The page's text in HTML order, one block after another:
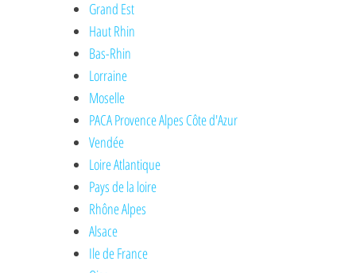
Grand Est
Haut Rhin
Bas-Rhin
Lorraine
Moselle
PACA Provence Alpes Côte d'Azur
Vendée
Loire Atlantique
Pays de la loire
Rhône Alpes
Alsace
Ile de France